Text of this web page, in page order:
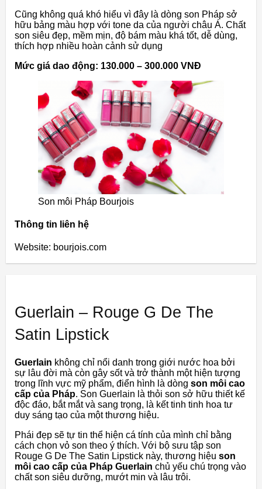
Cũng không quá khó hiểu vì đây là dòng son Pháp sở
hữu bảng màu hợp với tone da của người châu Á. Chất
son siêu đẹp, mềm mịn, độ bám màu khá tốt, dễ dùng,
thích hợp nhiều hoàn cảnh sử dụng
Mức giá dao động: 130.000 – 300.000 VNĐ
Son môi Pháp Bourjois
Thông tin liên hệ
Website: bourjois.com
Guerlain – Rouge G De The
Satin Lipstick
Guerlain không chỉ nổi danh trong giới nước hoa bởi
sự lâu đời mà còn gây sốt và trở thành một hiện tượng
trong lĩnh vực mỹ phẩm, điển hình là dòng son môi cao
cấp của Pháp. Son Guerlain là thỏi son sở hữu thiết kế
độc đáo, bắt mắt và sang trọng, là kết tinh tinh hoa tư
duy sáng tạo của một thương hiệu.
Phái đẹp sẽ tự tin thể hiện cá tính của mình chỉ bằng
cách chọn vỏ son theo ý thích. Với bộ sưu tập son
Rouge G De The Satin Lipstick này, thương hiệu son
môi cao cấp của Pháp Guerlain chủ yếu chú trọng vào
chất son siêu dưỡng, mướt min và lâu trôi.